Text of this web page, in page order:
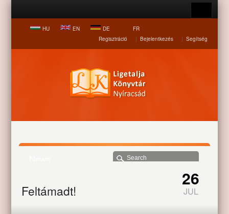
HU EN DE
FR
Regisztráció
| Bejelentkezés | Segítség
Feltámadt!
Feltámadt!
26
JUL